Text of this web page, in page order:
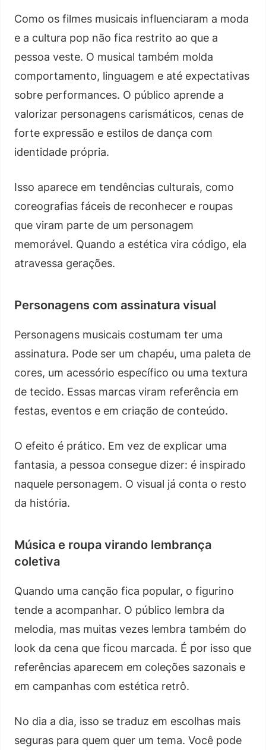
Como os filmes musicais influenciaram a moda
e a cultura pop não fica restrito ao que a
pessoa veste. O musical também molda
comportamento, linguagem e até expectativas
sobre performances. O público aprende a
valorizar personagens carismáticos, cenas de
forte expressão e estilos de dança com
identidade própria.
Isso aparece em tendências culturais, como
coreografias fáceis de reconhecer e roupas
que viram parte de um personagem
memorável. Quando a estética vira código, ela
atravessa gerações.
Personagens com assinatura visual
Personagens musicais costumam ter uma
assinatura. Pode ser um chapéu, uma paleta de
cores, um acessório específico ou uma textura
de tecido. Essas marcas viram referência em
festas, eventos e em criação de conteúdo.
O efeito é prático. Em vez de explicar uma
fantasia, a pessoa consegue dizer: é inspirado
naquele personagem. O visual já conta o resto
da história.
Música e roupa virando lembrança
coletiva
Quando uma canção fica popular, o figurino
tende a acompanhar. O público lembra da
melodia, mas muitas vezes lembra também do
look da cena que ficou marcada. É por isso que
referências aparecem em coleções sazonais e
em campanhas com estética retrô.
No dia a dia, isso se traduz em escolhas mais
seguras para quem quer um tema. Você pode